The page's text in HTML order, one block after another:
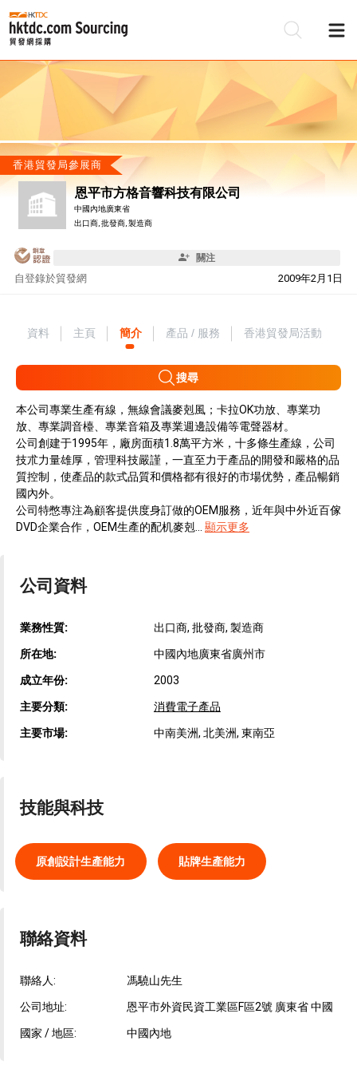
香港貿發局參展商
恩平市方格音響科技有限公司
中國內地廣東省
出口商, 批發商, 製造商
關注
自 2009年2月1日
登錄於貿發網
資料 主頁 簡介 產品 / 服務 香港貿發局活動
搜尋
本公司專業生產有線，無線會議麥剋風；卡拉OK功放、專業功
放、專業調音檯、專業音箱及專業週邊設備等電聲器材。
公司創建于1995年，廠房面積1.8萬平方米，十多條生產線，公司
技朮力量雄厚，管理科技嚴謹，一直至力于產品的開發和嚴格的品
質控制，使產品的款式品質和價格都有很好的市場优勢，產品暢銷
國內外。
公司特憋專注為顧客提供度身訂做的OEM服務，近年與中外近百傢
DVD企業合作，OEM生產的配机麥剋...
顯示更多
公司資料
業務性質: 出口商, 批發商, 製造商
所在地: 中國內地廣東省廣州市
成立年份: 2003
主要分類: 消費電子產品
主要市場: 中南美洲, 北美洲, 東南亞
技能與科技
原創設計生產能力 貼牌生產能力
聯絡資料
聯絡人: 馮驍山先生
公司地址: 恩平市外資民資工業區F區2號 廣東省 中國
國家 / 地區: 中國內地